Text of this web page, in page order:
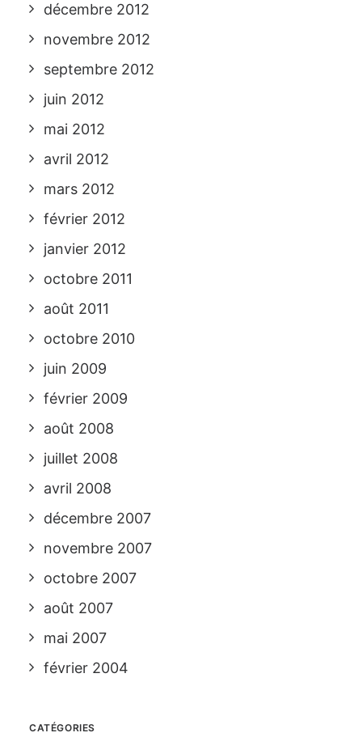
décembre 2012
novembre 2012
septembre 2012
juin 2012
mai 2012
avril 2012
mars 2012
février 2012
janvier 2012
octobre 2011
août 2011
octobre 2010
juin 2009
février 2009
août 2008
juillet 2008
avril 2008
décembre 2007
novembre 2007
octobre 2007
août 2007
mai 2007
février 2004
CATÉGORIES